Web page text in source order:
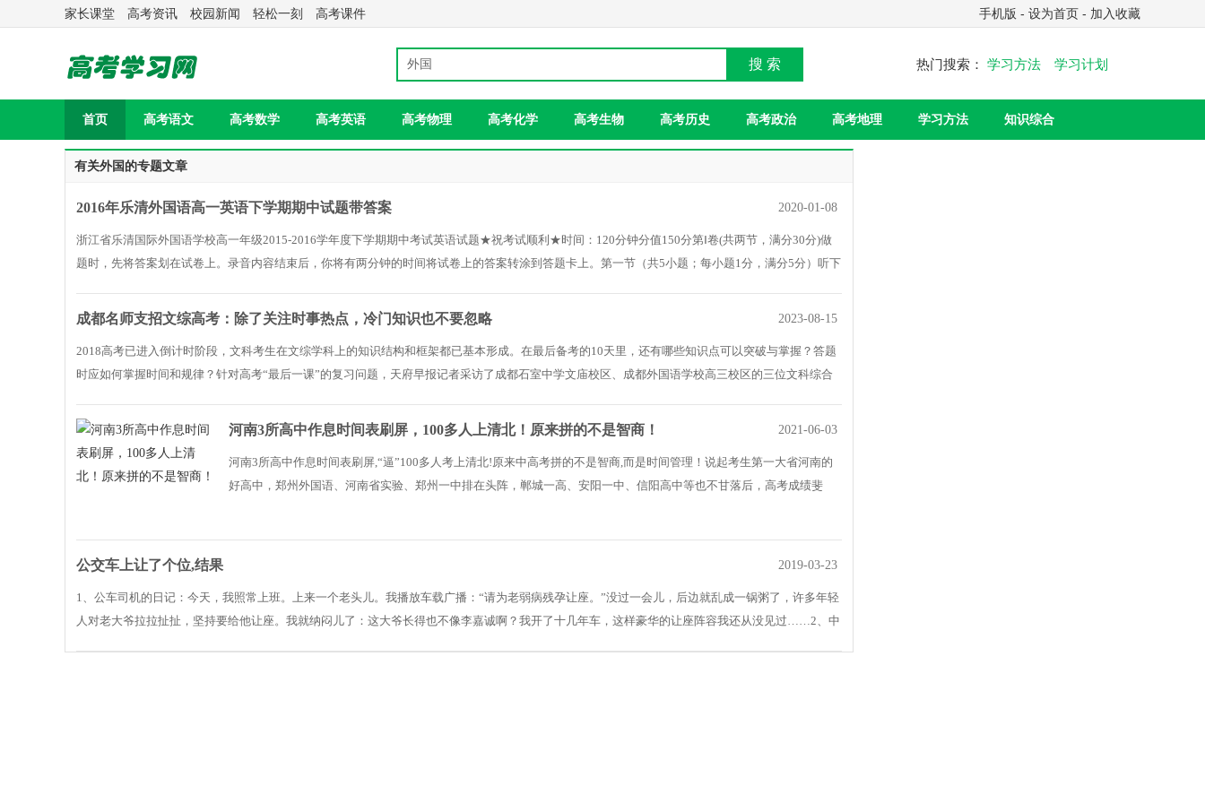
手机版 - 设为首页 - 加入收藏
家长课堂 高考资讯 校园新闻 轻松一刻 高考课件
搜 索 热门搜索： 学习方法 学习计划
首页 高考语文 高考数学 高考英语 高考物理 高考化学 高考生物 高考历史 高考政治 高考地理 学习方法 知识综合
有关外国的专题文章
2020-01-08
2016年乐清外国语高一英语下学期期中试题带答案
浙江省乐清国际外国语学校高一年级2015-2016学年度下学期期中考试英语试题★祝考试顺利★时间：120分钟分值150分第Ⅰ卷(共两节，满分30分)做
题时，先将答案划在试卷上。录音内容结束后，你将有两分钟的时间将试卷上的答案转涂到答题卡上。第一节（共5小题；每小题1分，满分5分）听下
2023-08-15
成都名师支招文综高考：除了关注时事热点，冷门知识也不要忽略
2018高考已进入倒计时阶段，文科考生在文综学科上的知识结构和框架都已基本形成。在最后备考的10天里，还有哪些知识点可以突破与掌握？答题
时应如何掌握时间和规律？针对高考“最后一课”的复习问题，天府早报记者采访了成都石室中学文庙校区、成都外国语学校高三校区的三位文科综合
2021-06-03
河南3所高中作息时间表刷屏，100多人上清北！原来拼的不是智商！
河南3所高中作息时间表刷屏,“逼”100多人考上清北!原来中高考拼的不是智商,而是时间管理！说起考生第一大省河南的
好高中，郑州外国语、河南省实验、郑州一中排在头阵，郸城一高、安阳一中、信阳高中等也不甘落后，高考成绩斐
2019-03-23
公交车上让了个位,结果
1、公车司机的日记：今天，我照常上班。上来一个老头儿。我播放车载广播：“请为老弱病残孕让座。”没过一会儿，后边就乱成一锅粥了，许多年轻
人对老大爷拉拉扯扯，坚持要给他让座。我就纳闷儿了：这大爷长得也不像李嘉诚啊？我开了十几年车，这样豪华的让座阵容我还从没见过……2、中